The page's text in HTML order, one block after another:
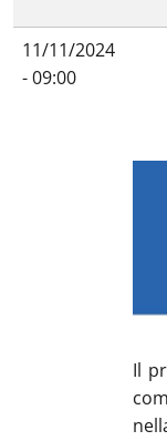
11/11/2024
- 09:00
Il